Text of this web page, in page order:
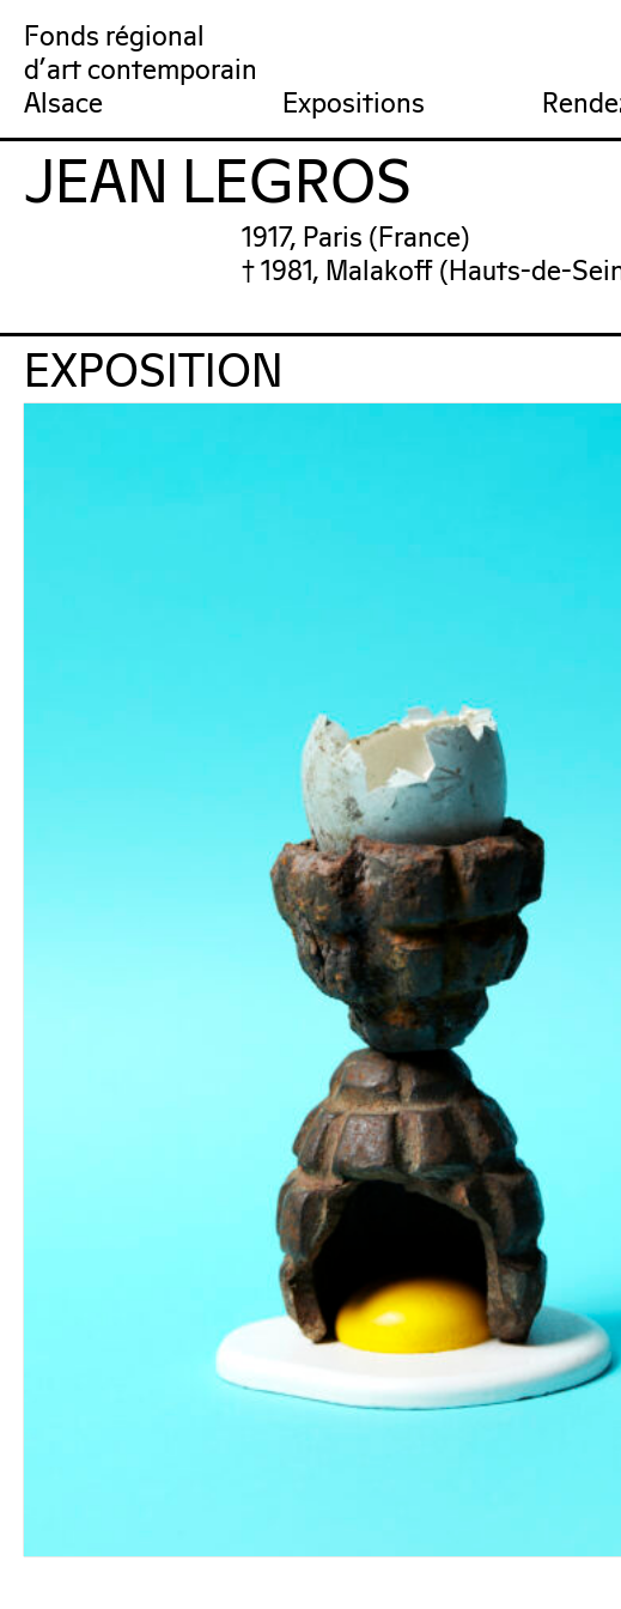
Fonds régional
d'art contemporain
Alsace
FRAC Alsace
Expositions
Collection Collection en ligne Artistes Dernières acquisitions
Venir au FRAC Prochains rendez-vous Jardin du FRAC Portail du
Qu’est-ce qu’un FRAC ? Équipe du FRAC Réseau et partenaires
JEAN LEGROS
1917, Paris (France)
† 1981, Malakoff (Hauts-de-
EXPOSITION